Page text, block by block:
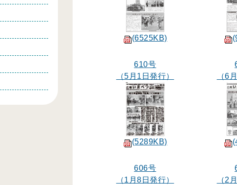
(6525KB)
610号
（5月1日発行）
(5289KB)
（6
606号
（1月8日発行）
（2